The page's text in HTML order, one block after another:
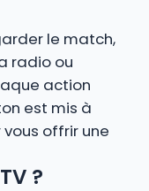
le match,
radio ou
action
est mis à
offrir une
?